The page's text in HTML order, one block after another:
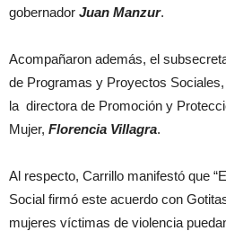
gobernador Juan Manzur.
Acompañaron además, el
de Programas y Proyectos Sociales,
la directora de Promoción y
Mujer, Florencia Villagra.
Al respecto, Carrillo manifestó que
Social firmó este acuerdo con
mujeres víctimas de violencia